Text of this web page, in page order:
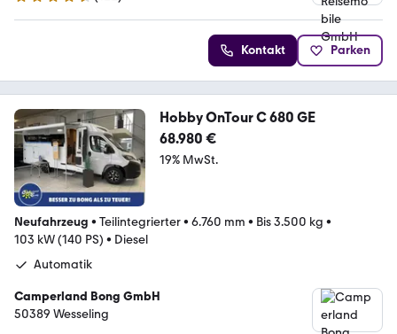
4.4 Sterne
Kontakt Parken
Hobby OnTour C 680 GE
68.980 €
19% MwSt.
Neufahrzeug • Teilintegrierter• 6.760 mm • Bis 3.500 kg •
103 kW (140 PS) • Diesel
Automatik
Camperland Bong GmbH
50389 Wesseling